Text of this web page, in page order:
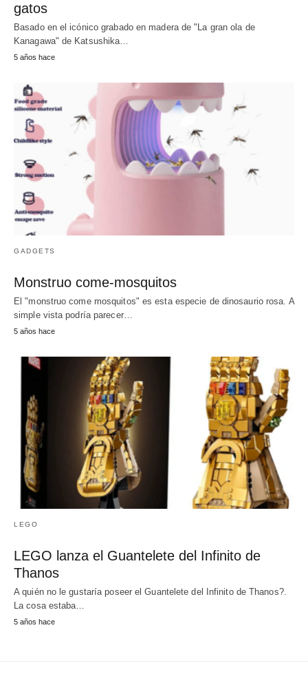
gatos
Basado en el icónico grabado en madera de "La gran ola de
Kanagawa" de Katsushika…
5 años hace
GADGETS
Monstruo come-mosquitos
El "monstruo come mosquitos" es esta especie de dinosaurio rosa. A
simple vista podría parecer…
5 años hace
LEGO
LEGO lanza el Guantelete del Infinito de
Thanos
A quién no le gustaría poseer el Guantelete del Infinito de Thanos?.
La cosa estaba…
5 años hace